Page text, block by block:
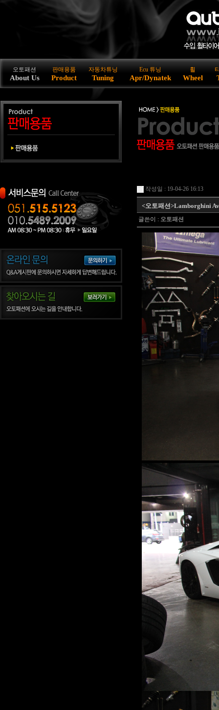
오토패션
About Us
판매용품
Product
자동차튜닝
Tuning
Ecu 튜닝
Apr/Dynatek
휠
Wheel
작성일 : 19-04-26 16:13
<오토패션>Lamborghini
글쓴이 : 오토패션